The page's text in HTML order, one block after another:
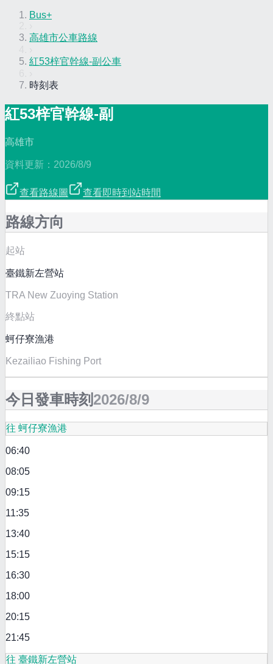
Bus+
高雄市公車路線
紅53梓官幹線-副公車
時刻表
紅53梓官幹線-副
高雄市
資料更新： 2026/8/9
查看路線圖 查看即時到站時間
路線方向
起站
臺鐵新左營站
TRA New Zuoying Station
終點站
蚵仔寮漁港
Kezailiao Fishing Port
今日發車時刻 2026/8/9
往 蚵仔寮漁港
06:40
08:05
09:15
11:35
13:40
15:15
16:30
18:00
20:15
21:45
往 臺鐵新左營站